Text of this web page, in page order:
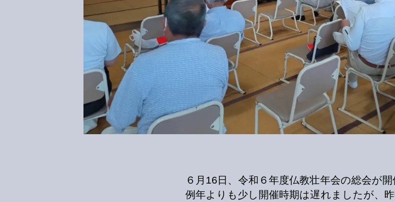
６月16日、令和６年度仏教壮年会の総会が開
例年よりも少し開催時期は遅れましたが、